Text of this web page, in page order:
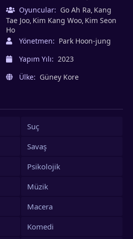
Kore'ye gelmesi ve kötü
adamlarla tanışması hakkında
bir film.
Oyuncular: Go Ah Ra, Kang
Tae Joo, Kim Kang Woo, Kim Seon
Ho
Yönetmen: Park Hoon-jung
Yapım Yılı: 2023
Ülke: Güney Kore
Suç
Savaş
Psikolojik
Müzik
Macera
Komedi